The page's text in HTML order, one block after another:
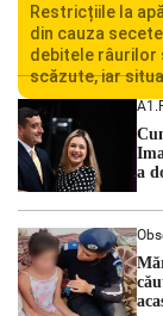
Restricțiile la
din cauza
debitele râurilor
scăzute, iar
Centralei
cu una dintre
hidrologic din
a